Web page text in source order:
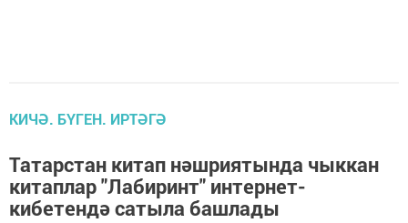
КИЧӘ. БҮГЕН. ИРТӘГӘ
Татарстан китап нәшриятында чыккан
китаплар "Лабиринт" интернет-
кибетендә сатыла башлады